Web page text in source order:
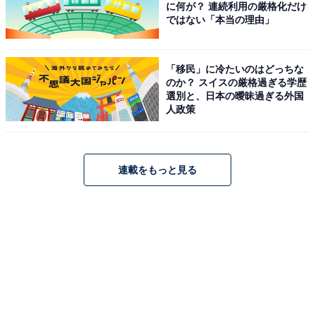
に何が？ 連続利用の厳格化だけ
ではない「本当の理由」
「移民」に冷たいのはどっちな
のか？ スイスの厳格過ぎる学歴
選別と、日本の曖昧過ぎる外国
人政策
連載をもっと見る